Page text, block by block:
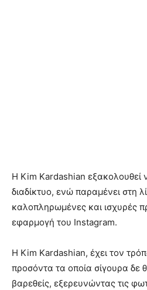
Η Kim Kardashian εξακολουθεί
διαδίκτυο, ενώ παραμένει στη
καλοπληρωμένες και ισχυρές
εφαρμογή του Instagram.
Η Kim Kardashian, έχει τον
προσόντα τα οποία σίγουρα δε
βαρεθείς, εξερευνώντας τις